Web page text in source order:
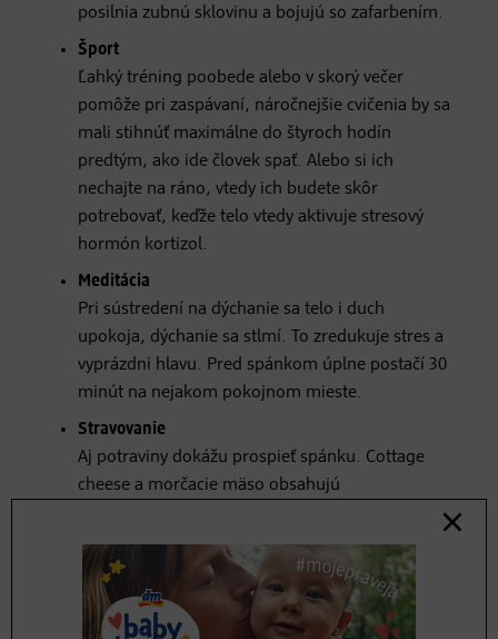
posilnia zubnú sklovinu a bojujú so zafarbením.
Šport
Ľahký tréning poobede alebo v skorý večer
pomôže pri zaspávaní, náročnejšie cvičenia by sa
mali stihnúť maximálne do štyroch hodín
predtým, ako ide človek spať. Alebo si ich
nechajte na ráno, vtedy ich budete skôr
potrebovať, keďže telo vtedy aktivuje stresový
hormón kortizol.
Meditácia
Pri sústredení na dýchanie sa telo i duch
upokoja, dýchanie sa stlmí. To zredukuje stres a
vyprázdni hlavu. Pred spánkom úplne postačí 30
minút na nejakom pokojnom mieste.
Stravovanie
Aj potraviny dokážu prospieť spánku. Cottage
cheese a morčacie mäso obsahujú
aminokyselinu tryptofán*, ktorá riadi spánok. Aj
zelená listová zelenina ako kapusta, špenát,
potočnica lekárska a hlávkový kel dopomôže k
relaxu vďaka vysokému obsahu horčíka.
Predtým, ako idete spať, by ste sa mali vyhnúť